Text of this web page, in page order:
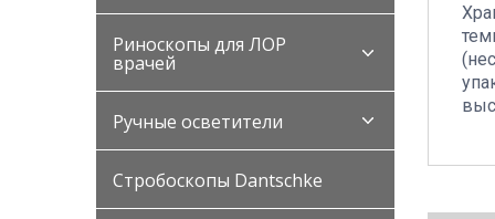
Риноскопы для ЛОР
врачей
Ручные осветители
Стробоскопы Dantschke